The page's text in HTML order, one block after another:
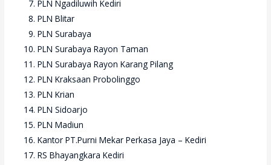
PLN Ngadiluwih Kediri
PLN Blitar
PLN Surabaya
PLN Surabaya Rayon Taman
PLN Surabaya Rayon Karang Pilang
PLN Kraksaan Probolinggo
PLN Krian
PLN Sidoarjo
PLN Madiun
Kantor PT.Purni Mekar Perkasa Jaya – Kediri
RS Bhayangkara Kediri